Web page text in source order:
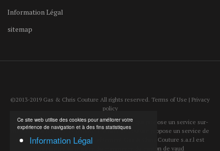
Ce site web utilise des cookies pour améliorer votre
expérience de navigation et à des fins statistiques
Information Légal
Information Légal
sitemap
©2013-2019 Gas & Chris Couture All rights reserved. Terms of Use | Privacy
policy
Gas & Chris Couture est un atelier de couture qui propose un service sur-
mesure pour homme et femme. L'atelier de couture propose un service de
reparation et d'ajustement de vêtement.Gas & Chris Couture s.a.r.l est
enregistrer au registre du commerce du canton de vaud